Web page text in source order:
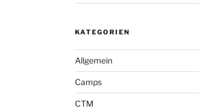
KATEGORIEN
Allgemein
Camps
CTM